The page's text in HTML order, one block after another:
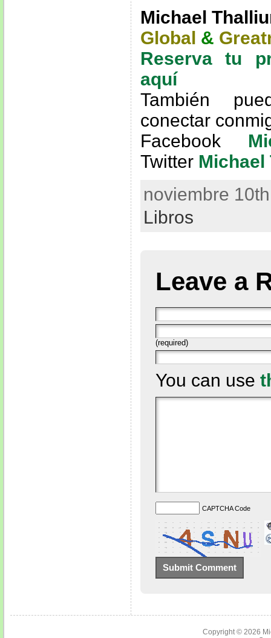
Michael
Global &
Reserva tu
aquí
También
conectar
Facebook
Twitter Michael
noviembre
Libros
Leave a
(required)
You can use
CAPTCHA Code
Copyright © 2026